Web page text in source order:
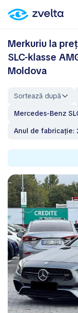
Merkuriu la
SLC-klasse
Moldova
Sortează după
Mercedes-Benz
Anul de fabricație: